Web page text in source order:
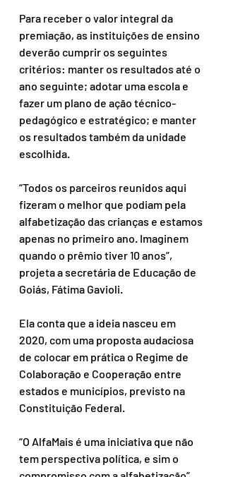
Para receber o valor integral da
premiação, as instituições de ensino
deverão cumprir os seguintes
critérios: manter os resultados até o
ano seguinte; adotar uma escola e
fazer um plano de ação técnico-
pedagógico e estratégico; e manter
os resultados também da unidade
escolhida.
“Todos os parceiros reunidos aqui
fizeram o melhor que podiam pela
alfabetização das crianças e estamos
apenas no primeiro ano. Imaginem
quando o prêmio tiver 10 anos”,
projeta a secretária de Educação de
Goiás, Fátima Gavioli.
Ela conta que a ideia nasceu em
2020, com uma proposta audaciosa
de colocar em prática o Regime de
Colaboração e Cooperação entre
estados e municípios, previsto na
Constituição Federal.
“O AlfaMais é uma iniciativa que não
tem perspectiva política, e sim o